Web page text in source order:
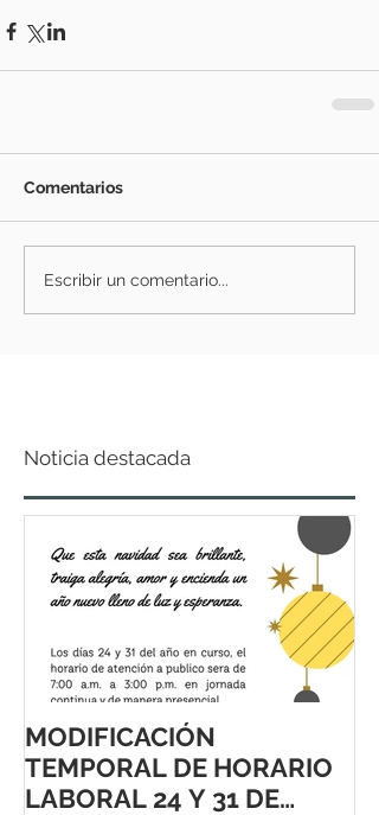
Comentarios
Escribir un comentario...
Noticia destacada
MODIFICACIÓN
TEMPORAL DE HORARIO
LABORAL 24 Y 31 DE